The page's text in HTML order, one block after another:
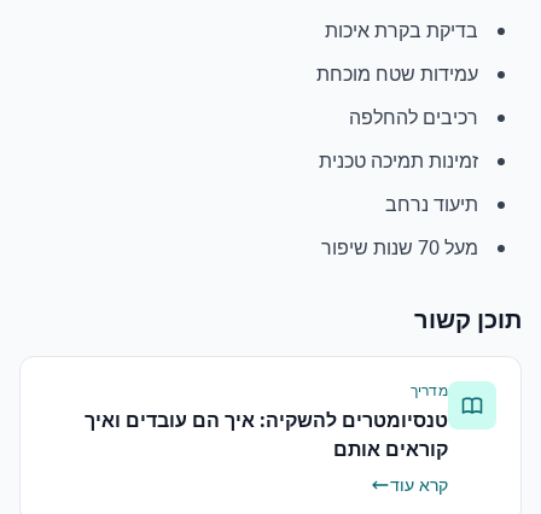
בדיקת בקרת איכות
עמידות שטח מוכחת
רכיבים להחלפה
זמינות תמיכה טכנית
תיעוד נרחב
מעל 70 שנות שיפור
תוכן קשור
מדריך
טנסיומטרים להשקיה: איך הם עובדים ואיך
קוראים אותם
קרא עוד